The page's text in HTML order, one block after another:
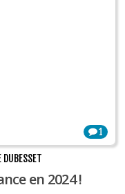
1
DUBESSET
en 2024 !